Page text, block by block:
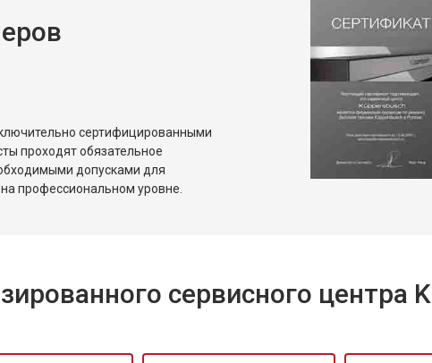
сертифицированными
проходят обязательное
допусками для
профессиональном уровне.
сервисного центра